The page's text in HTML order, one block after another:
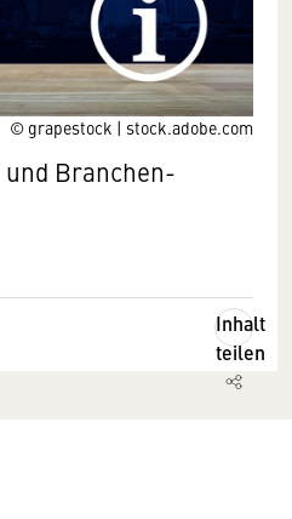
© grapestock | stock.adobe.com
Branchen-
Inhalt
teilen